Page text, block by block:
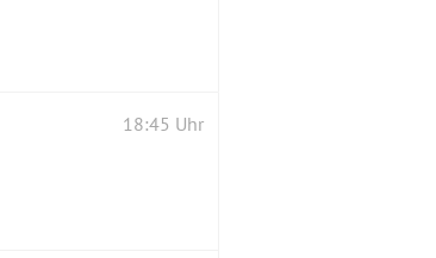
18:45 Uhr